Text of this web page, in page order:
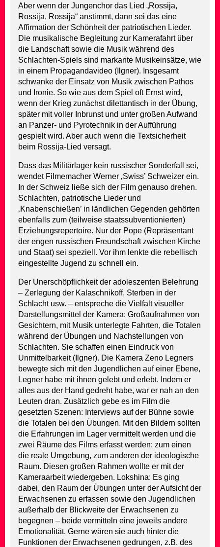
Aber wenn der Jungenchor das Lied „Rossija,
Rossija, Rossija“ anstimmt, dann sei das eine
Affirmation der Schönheit der patriotischen Lieder.
Die musikalische Begleitung zur Kamerafahrt über
die Landschaft sowie die Musik während des
Schlachten-Spiels sind markante Musikeinsätze, wie
in einem Propagandavideo (Ilgner). Insgesamt
schwanke der Einsatz von Musik zwischen Pathos
und Ironie. So wie aus dem Spiel oft Ernst wird,
wenn der Krieg zunächst dilettantisch in der Übung,
später mit voller Inbrunst und unter großen Aufwand
an Panzer- und Pyrotechnik in der Aufführung
gespielt wird. Aber auch wenn die Textsicherheit
beim Rossija-Lied versagt.
Dass das Militärlager kein russischer Sonderfall sei,
wendet Filmemacher Werner ‚Swiss’ Schweizer ein.
In der Schweiz ließe sich der Film genauso drehen.
Schlachten, patriotische Lieder und
‚Knabenschießen’ in ländlichen Gegenden gehörten
ebenfalls zum (teilweise staatssubventionierten)
Erziehungsrepertoire. Nur der Pope (Repräsentant
der engen russischen Freundschaft zwischen Kirche
und Staat) sei speziell. Vor ihm lenkte die rebellisch
eingestellte Jugend zu schnell ein.
Der Unerschöpflichkeit der adoleszenten Belehrung
– Zerlegung der Kalaschnikoff, Sterben in der
Schlacht usw. – entspreche die Vielfalt visueller
Darstellungsmittel der Kamera: Großaufnahmen von
Gesichtern, mit Musik unterlegte Fahrten, die Totalen
während der Übungen und Nachstellungen von
Schlachten. Sie schaffen einen Eindruck von
Unmittelbarkeit (Ilgner). Die Kamera Zeno Legners
bewegte sich mit den Jugendlichen auf einer Ebene,
Legner habe mit ihnen gelebt und erlebt. Indem er
alles aus der Hand gedreht habe, war er nah an den
Leuten dran. Zusätzlich gebe es im Film die
gesetzten Szenen: Interviews auf der Bühne sowie
die Totalen bei den Übungen. Mit den Bildern sollten
die Erfahrungen im Lager vermittelt werden und die
zwei Räume des Films erfasst werden: zum einen
die reale Umgebung, zum anderen der ideologische
Raum. Diesen großen Rahmen wollte er mit der
Kameraarbeit wiedergeben. Lokshina: Es ging
dabei, den Raum der Übungen unter der Aufsicht der
Erwachsenen zu erfassen sowie den Jugendlichen
außerhalb der Blickweite der Erwachsenen zu
begegnen – beide vermitteln eine jeweils andere
Emotionalität. Gerne wären sie auch hinter die
Funktionen der Erwachsenen gedrungen, z.B. des